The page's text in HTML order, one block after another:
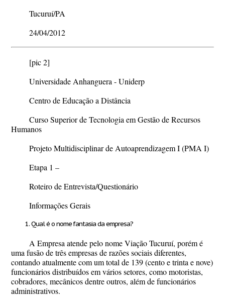
Tucuruí/PA
24/04/2012
[pic 2]
Universidade Anhanguera - Uniderp
Centro de Educação a Distância
Curso Superior de Tecnologia em Gestão de Recursos
Humanos
Projeto Multidisciplinar de Autoaprendizagem I (PMA I)
Etapa 1 –
Roteiro de Entrevista/Questionário
Informações Gerais
Qual é o nome fantasia da empresa?
A Empresa atende pelo nome Viação Tucuruí, porém é
uma fusão de três empresas de razões sociais diferentes,
contando atualmente com um total de 139 (cento e trinta e nove)
funcionários distribuídos em vários setores, como motoristas,
cobradores, mecânicos dentre outros, além de funcionários
administrativos.